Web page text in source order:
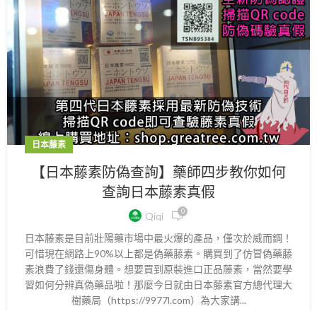
日本藤素
【日本藤素防偽查詢】藥師四步教你如何
查詢日本藤素真假
Qiqi 0
日本藤素是目前壯陽藥市場中最火爆的產品，僅次於威而鋼！
可惜現在網路上90%以上都是偽藥藤素。購買到了仿冒偽藥藤
素浪費了錢還傷身體。想要買到原裝進口正品藤素，當然要學
習如何分辨真偽藥品啦！那麼今日就由日本藤素官方總代理大
樹藥局（https://9977l.com）為大家講...